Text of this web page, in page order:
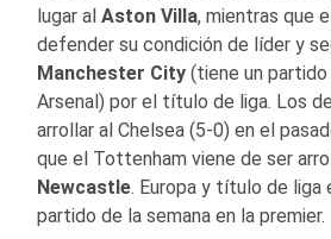
lugar al Aston Villa, mientras que
defender su condición de líder y
Manchester City (tiene un
Arsenal) por el título de liga. Los de
arrollar al Chelsea (5-0) en el
que el Tottenham viene de ser
Newcastle. Europa y título de liga
partido de la semana en la premier.